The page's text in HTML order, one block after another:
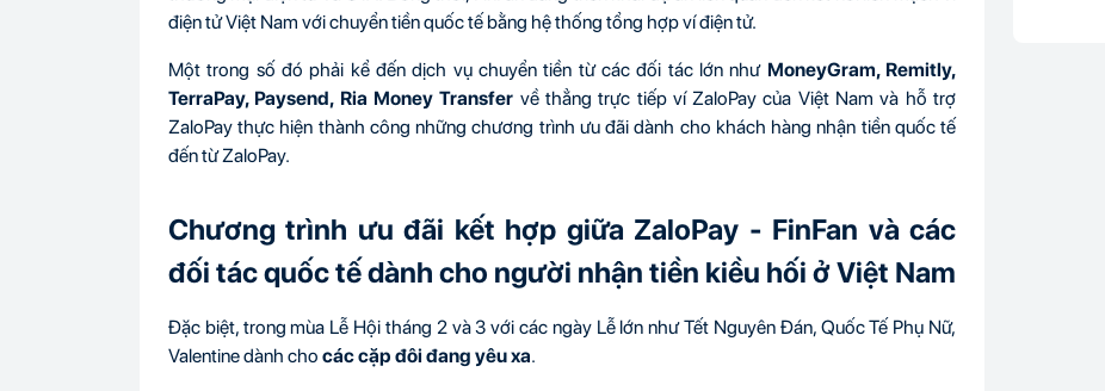
điện tử Việt Nam với chuyển tiền quốc tế bằng hệ thống tổng hợp ví điện tử.
Một trong số đó phải kể đến dịch vụ chuyển tiền từ các đối tác lớn như MoneyGram, Remitly,
TerraPay, Paysend, Ria Money Transfer về thẳng trực tiếp ví ZaloPay của Việt Nam và hỗ trợ
ZaloPay thực hiện thành công những chương trình ưu đãi dành cho khách hàng nhận tiền quốc tế
đến từ ZaloPay.
Chương trình ưu đãi kết hợp giữa ZaloPay - FinFan và các
đối tác quốc tế dành cho người nhận tiền kiều hối ở Việt Nam
Đặc biệt, trong mùa Lễ Hội tháng 2 và 3 với các ngày Lễ lớn như Tết Nguyên Đán, Quốc Tế Phụ Nữ,
Valentine dành cho các cặp đôi đang yêu xa.